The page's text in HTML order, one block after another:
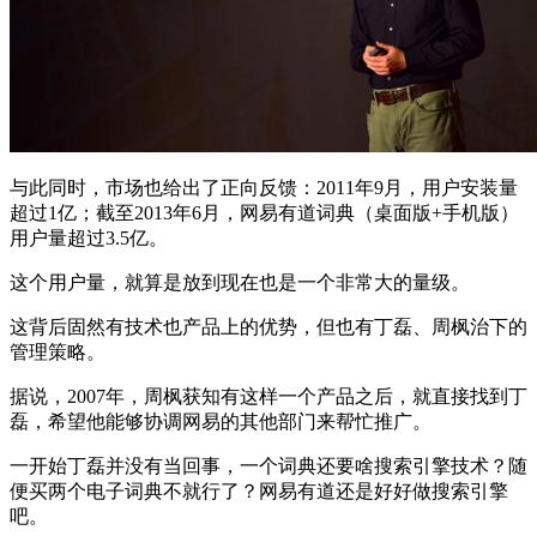
与此同时，市场也给出了正向反馈：2011年9月，用户安装量
超过1亿；截至2013年6月，网易有道词典（桌面版+手机版）
用户量超过3.5亿。
这个用户量，就算是放到现在也是一个非常大的量级。
这背后固然有技术也产品上的优势，但也有丁磊、周枫治下的
管理策略。
据说，2007年，周枫获知有这样一个产品之后，就直接找到丁
磊，希望他能够协调网易的其他部门来帮忙推广。
一开始丁磊并没有当回事，一个词典还要啥搜索引擎技术？随
便买两个电子词典不就行了？网易有道还是好好做搜索引擎
吧。